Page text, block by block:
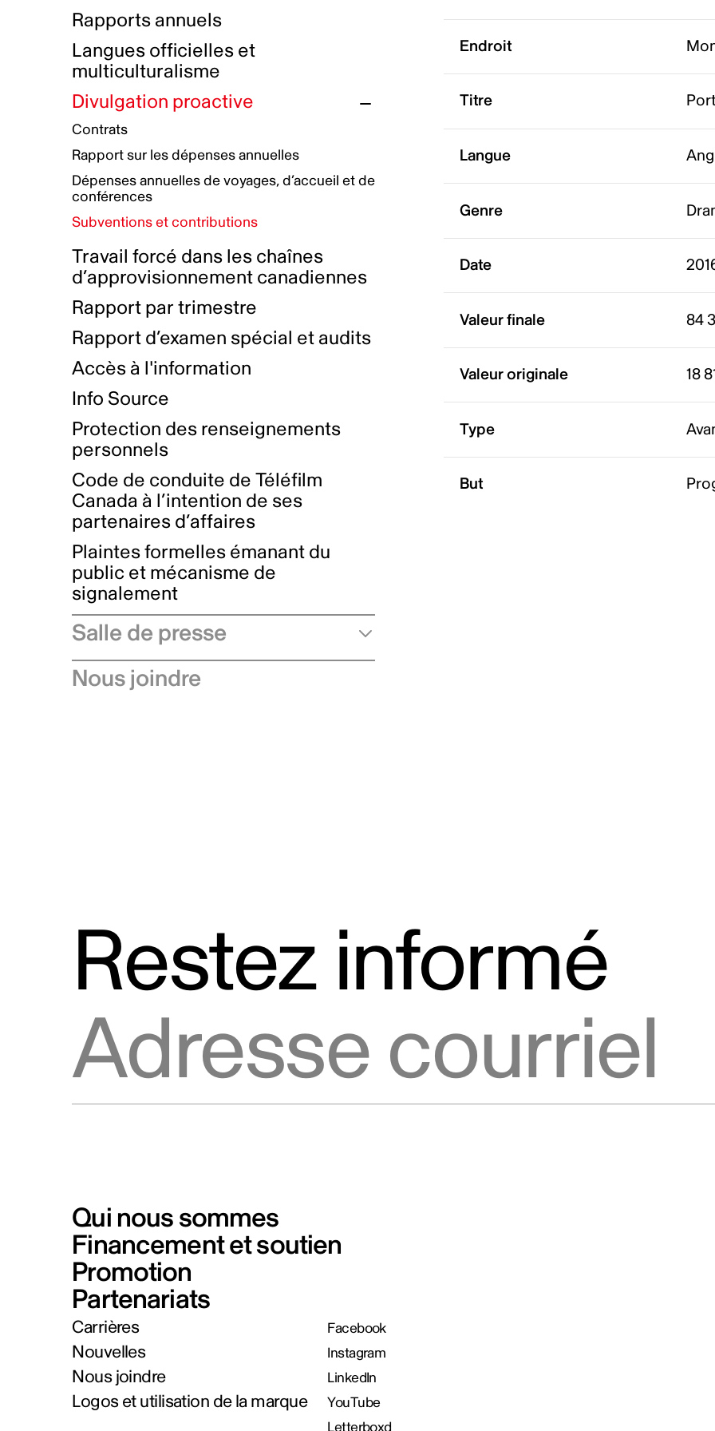
Initiatives autochtones
Plan de réconciliation autochtone
Groupe de travail autochtone
Principes directeurs sur le
harcèlement
Plan d’action pour la parité
Plan d'équité, de diversité,
d'inclusion et d'accessibilité
Boîte à outils pour le récit authentique
Collecte de données et l’auto-identification
Plan d'accessibilité
Rémunération et avantages
Prix et certifications
Nos valeurs d’entreprise
Rapports annuels
Langues officielles et
multiculturalisme
Divulgation proactive
Contrats
Rapport sur les dépenses annuelles
Dépenses annuelles de voyages, d’accueil et de
conférences
Subventions et contributions
Travail forcé dans les chaînes
d’approvisionnement canadiennes
Rapport par trimestre
Rapport d’examen spécial et audits
Accès à l'information
Info Source
Protection des renseignements
personnels
Code de conduite de Téléfilm
Canada à l’intention de ses
partenaires d’affaires
Plaintes formelles émanant du
public et mécanisme de
signalement
Salle de presse
Communiqués de presse
Nous joindre
Endroit
Titre
Langue
Genre
Date
Valeur finale 84
Valeur originale 18
Type
But
Restez informé
Qui nous sommes
Financement et soutien
Promotion
Partenariats
Carrières
Nouvelles
Nous joindre
Logos et utilisation de la marque
Facebook
Instagram
LinkedIn
YouTube
Letterboxd